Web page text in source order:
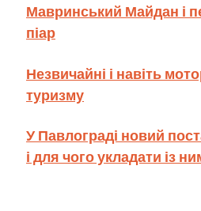
Мавринський Майдан і
піар
Незвичайні і навіть
туризму
У Павлограді новий
і для чого укладати із